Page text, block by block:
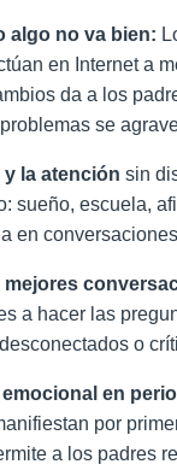
algo no va bien:
en Internet a
da a los
se
la atención sin
sueño, escuela,
en
mejores
a hacer las
o
en
por
a los padres